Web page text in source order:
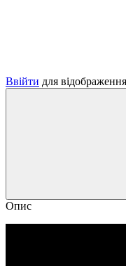
Ввійти для
Опис